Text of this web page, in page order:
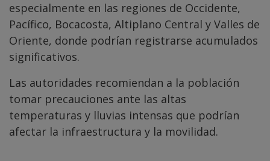
especialmente en las regiones de Occidente,
Pacífico, Bocacosta, Altiplano Central y Valles de
Oriente, donde podrían registrarse acumulados
significativos.
Las autoridades recomiendan a la población
tomar precauciones ante las altas
temperaturas y lluvias intensas que podrían
afectar la infraestructura y la movilidad.